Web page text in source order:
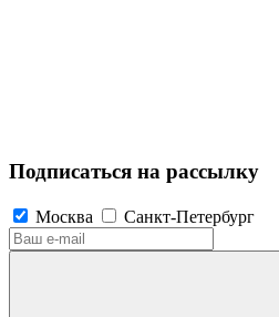
Подписаться на рассылку
Москва Санкт-Петербург